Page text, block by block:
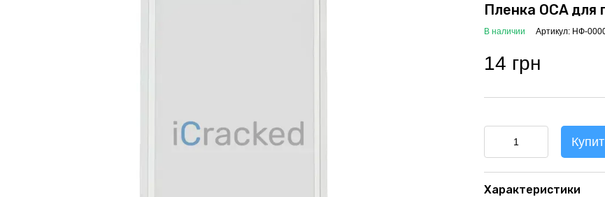
Пленка OCA для
В наличии Артикул: НФ-
14 грн
Характеристики